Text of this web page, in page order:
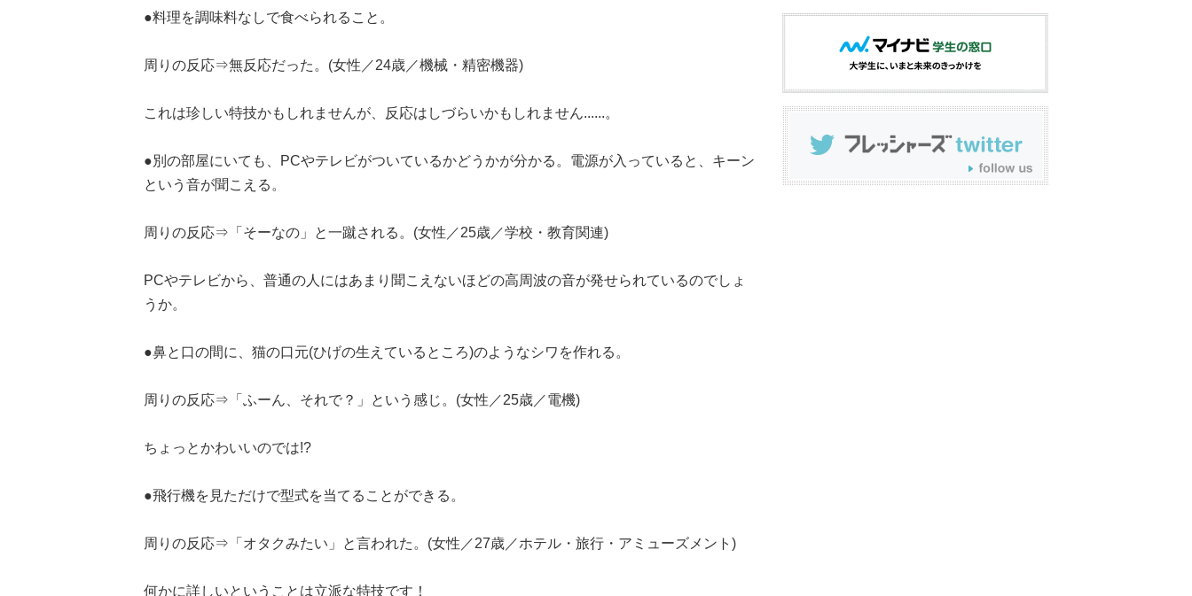
●料理を調味料なしで食べられること。
周りの反応⇒無反応だった。(女性／24歳／機械・精密機器)
これは珍しい特技かもしれませんが、反応はしづらいかもしれません......。
●別の部屋にいても、PCやテレビがついているかどうかが分かる。電源が入っていると、キーン
という音が聞こえる。
周りの反応⇒「そーなの」と一蹴される。(女性／25歳／学校・教育関連)
PCやテレビから、普通の人にはあまり聞こえないほどの高周波の音が発せられているのでしょ
うか。
●鼻と口の間に、猫の口元(ひげの生えているところ)のようなシワを作れる。
周りの反応⇒「ふーん、それで？」という感じ。(女性／25歳／電機)
ちょっとかわいいのでは!?
●飛行機を見ただけで型式を当てることができる。
周りの反応⇒「オタクみたい」と言われた。(女性／27歳／ホテル・旅行・アミューズメント)
何かに詳しいということは立派な特技です！